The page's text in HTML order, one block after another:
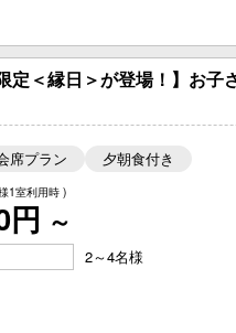
＜縁日＞が登場！】お子
席プラン 夕朝食付き
1室利用時 )
円 ～
2～4名様